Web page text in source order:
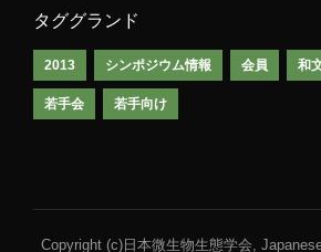
タググランド
2013 シンポジウム情報 会員 和
若手会 若手向け
Copyright (c)日本微生物生態学会,